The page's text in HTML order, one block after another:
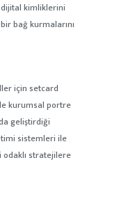
kimliklerini
bağ kurmalarını
için setcard
kurumsal portre
geliştirdiği
sistemleri ile
stratejilere